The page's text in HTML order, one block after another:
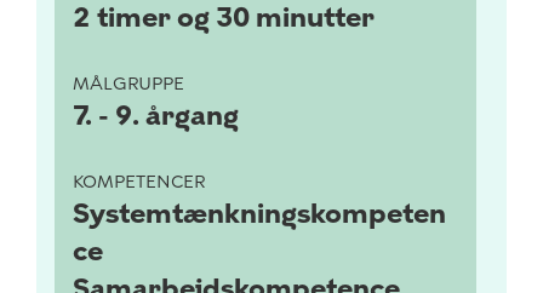
2 timer og 30 minutter
MÅLGRUPPE
7. - 9. årgang
KOMPETENCER
Systemtænkningskompeten
ce